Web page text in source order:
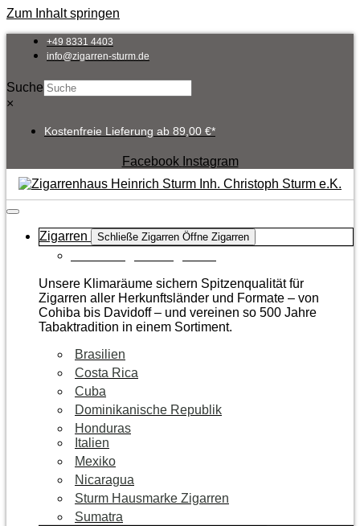
Zum Inhalt springen
+49 8331 4403
info@zigarren-sturm.de
Suche
×
Kostenfreie Lieferung ab 89,00 €*
Facebook Instagram
Zigarren Schließe Zigarren Öffne Zigarren
Unsere Klimaräume sichern Spitzenqualität für
Zigarren aller Herkunftsländer und Formate – von
Cohiba bis Davidoff – und vereinen so 500 Jahre
Tabaktradition in einem Sortiment.
Brasilien
Costa Rica
Cuba
Dominikanische Republik
Honduras
Italien
Mexiko
Nicaragua
Sturm Hausmarke Zigarren
Sumatra